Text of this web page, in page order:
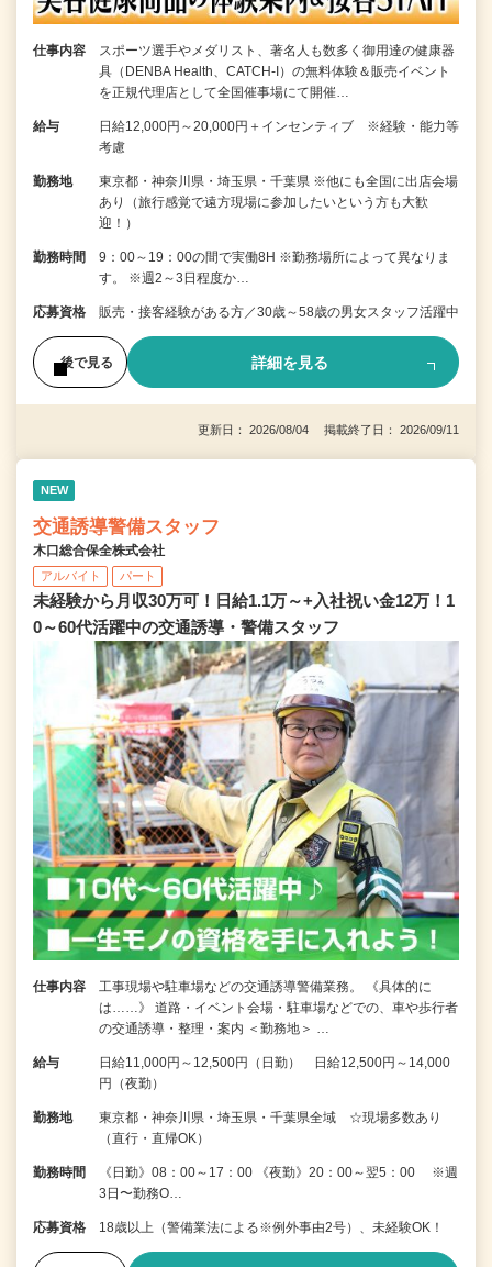
仕事内容
スポーツ選手やメダリスト、著名人も数多く御用達の健康器
具（DENBA Health、CATCH-I）の無料体験＆販売イベント
を正規代理店として全国催事場にて開催…
給与
日給12,000円～20,000円＋インセンティブ ※経験・能力等
考慮
勤務地
東京都・神奈川県・埼玉県・千葉県 ※他にも全国に出店会場
あり（旅行感覚で遠方現場に参加したいという方も大歓
迎！）
勤務時間
9：00～19：00の間で実働8H ※勤務場所によって異なりま
す。 ※週2～3日程度か…
応募資格 販売・接客経験がある方／30歳～58歳の男女スタッフ活躍中
後で見る 詳細を見る
更新日： 2026/08/04 掲載終了日： 2026/09/11
NEW
交通誘導警備スタッフ
木口総合保全株式会社
アルバイト パート
未経験から月収30万可！日給1.1万～+入社祝い金12万！1
0～60代活躍中の交通誘導・警備スタッフ
仕事内容
工事現場や駐車場などの交通誘導警備業務。 《具体的に
は……》 道路・イベント会場・駐車場などでの、車や歩行者
の交通誘導・整理・案内 ＜勤務地＞ …
給与
日給11,000円～12,500円（日勤） 日給12,500円～14,000
円（夜勤）
勤務地
東京都・神奈川県・埼玉県・千葉県全域 ☆現場多数あり
（直行・直帰OK）
勤務時間
《日勤》08：00～17：00 《夜勤》20：00～翌5：00 ※週
3日〜勤務O…
応募資格 18歳以上（警備業法による※例外事由2号）、未経験OK！